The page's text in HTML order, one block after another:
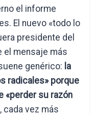
el informe
El nuevo «todo lo
presidente del
el mensaje más
genérico: la
radicales» porque
«perder su razón
vez más